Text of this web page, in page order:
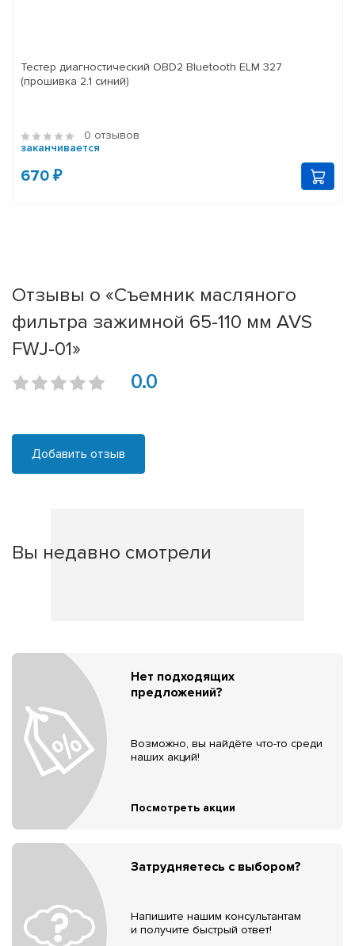
Тестер диагностический OBD2 Bluetooth ELM 327
(прошивка 2.1 синий)
0 отзывов
заканчивается
670 ₽
Отзывы о «Съемник масляного
фильтра зажимной 65-110 мм AVS
FWJ-01»
0.0
Добавить отзыв
Вы недавно смотрели
Нет подходящих
предложений?
Возможно, вы найдёте что-то среди
наших акций!
Посмотреть акции
Затрудняетесь с выбором?
Напишите нашим консультантам
и получите быстрый ответ!